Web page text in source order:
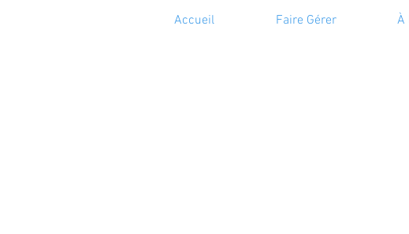
Accueil Faire Gérer À